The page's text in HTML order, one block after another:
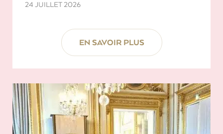
24 JUILLET 2026
EN SAVOIR PLUS